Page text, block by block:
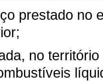
prestado no
no